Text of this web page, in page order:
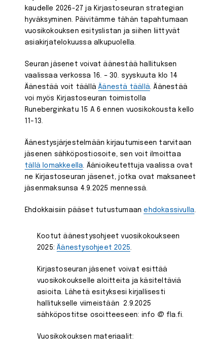
kaudelle 2026-27 ja Kirjastoseuran strategian
hyväksyminen. Päivitämme tähän tapahtumaan
vuosikokouksen esityslistan ja siihen liittyvät
asiakirjatelokuussa alkupuolella.
Seuran jäsenet voivat äänestää hallituksen
vaalissaa verkossa 16. – 30. syyskuuta klo 14
Äänestää voit täälläÄänestä täällä . Äänestää
voi myös Kirjastoseuran toimistolla
Runeberginkatu 15 A 6 ennen vuosikokousta kello
11-13.
Äänestysjärjestelmään kirjautumiseen tarvitaan
jäsenen sähköpostiosoite, sen voit ilmoittaa
tällä lomakkeella
. Äänioikeutettuja vaalissa ovat
ne Kirjastoseuran jäsenet, jotka ovat maksaneet
jäsenmaksunsa 4.9.2025 mennessä.
Ehdokkaisiin pääset tutustumaanehdokassivulla
Kootut äänestysohjeet vuosikokoukseen
2025:Äänestysohjeet 2025
Kirjastoseuran jäsenet voivat esittää
vuosikokoukselle aloitteita ja käsiteltäviä
asioita. Lähetä esityksesi kirjallisesti
hallitukselle viimeistään 2.9.2025
sähköpostitse osoitteeseen: info @ fla.fi.
Vuosikokouksen materiaalit: